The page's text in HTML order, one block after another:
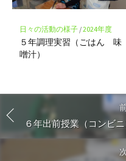
日々の活動の様子/2024年度
５年調理実習（ごはん 味
噌汁）
６年出前授業（コンビ